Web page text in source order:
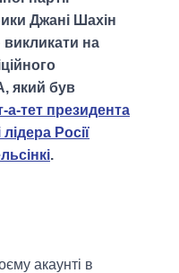
Джані Шахін
викликати на
який був
а-тет президента
Росії
.
акаунті в